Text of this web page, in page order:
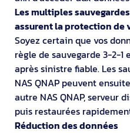
Les multiples
assurent la protection de
Soyez certain que vos
règle de sauvegarde 3-2-
après sinistre fiable. Les
NAS QNAP peuvent
autre NAS QNAP, serveur
puis restaurées
Réduction des données